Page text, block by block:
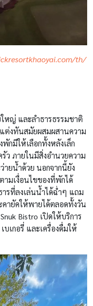
th/
หญ่ และลำธารธรรมชาติ
ต่งทันสมัยผสมผสานความ
กมีให้เลือกทั้งหลังเล็ก
ว ภายในมีสิ่งอำนวยความ
ายน้ำด้วย นอกจากนี้ยัง
ามเงื่อนไขของที่พักได้
รที่ลงเล่นน้ำได้ฉ่ำๆ แถม
คายัคให้พายได้ตลอดทั้งวัน
Bistro เปิดให้บริการ
เกอรี่ และเครื่องดื่มให้